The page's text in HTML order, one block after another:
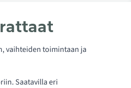
vaihteiden toimintaan ja
Saatavilla eri